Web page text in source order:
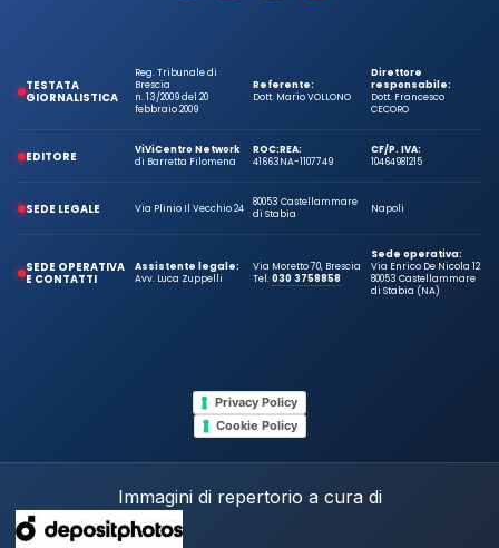
TESTATA
GIORNALISTICA
Reg. Tribunale di
Brescia
n. 13/2009 del 20
febbraio 2009
Referente:
Dott. Mario VOLLONO
Direttore
responsabile:
Dott. Francesco
CECORO
EDITORE
ViViCentro Network
di Barretta Filomena
ROC:
41663
REA:
NA-1107749
CF/P. IVA:
10464981215
SEDE LEGALE Via Plinio Il Vecchio 24
80053 Castellammare
di Stabia
Napoli
SEDE OPERATIVA
E CONTATTI
Assistente legale:
Avv. Luca Zuppelli
Via Moretto 70, Brescia
Tel.030 3758858
Sede operativa:
Via Enrico De Nicola 12
80053 Castellammare
di Stabia (NA)
Privacy Policy
Cookie Policy
Immagini di repertorio a cura di